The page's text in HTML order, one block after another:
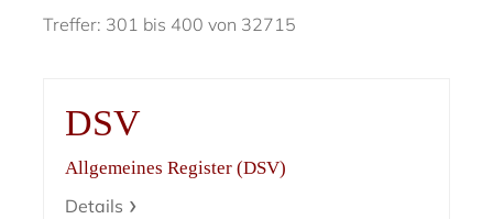
Treffer: 301 bis 400 von 32715
DSV
Allgemeines Register (DSV)
Details